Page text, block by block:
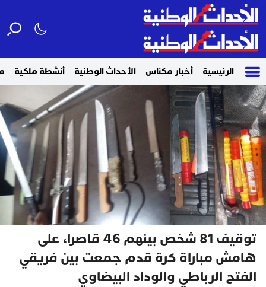
الرئيسية أخبار مكناس الأحداث الوطنية أنشطة ملكية
توقيف 81 شخص بينهم 46 قاصرا، على
هامش مباراة كرة قدم جمعت بين فريقي
الفتح الرباطي والوداد البيضاوي